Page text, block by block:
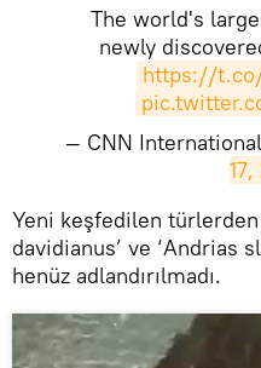
The world's
newly
https://t.co/
— CNN
​Yeni keşfedilen
davidianus’ ve ‘Andrias
henüz adlandırılmadı.